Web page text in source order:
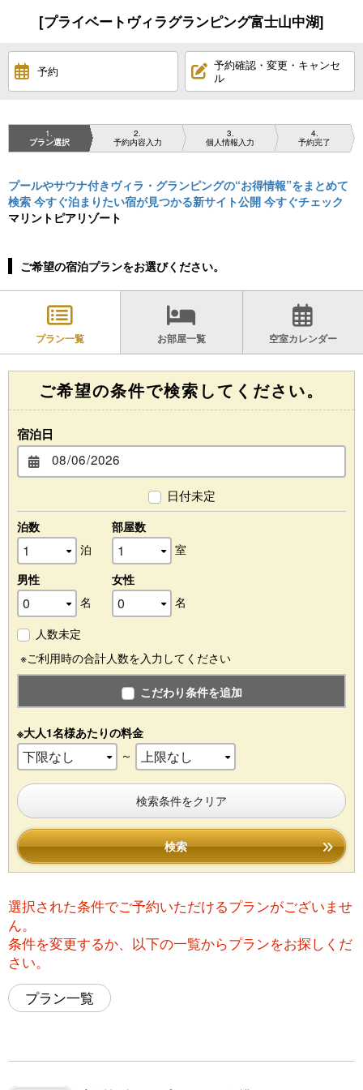
[プライベートヴィラグランピング富士山中湖]
予約
予約確認・変更・キャンセ
ル
1
プラン選択
2
予約内容入力
3
個人情報入力
4
予約完了
プールやサウナ付きヴィラ・グランピングの“お得情報”をまとめて
検索 今すぐ泊まりたい宿が見つかる新サイト公開 今すぐチェック
マリントピアリゾート
ご希望の宿泊プランをお選びください。
プラン一覧 お部屋一覧 空室カレンダー
ご希望の条件で検索してください。
宿泊日
日付未定
泊数
泊
部屋数
室
男性
名
女性
名
人数未定
※ご利用時の合計人数を入力してください
こだわり条件を追加
※大人1名様あたりの料金
～
検索条件をクリア
検索
選択された条件でご予約いただけるプランがございませ
ん。
条件を変更するか、以下の一覧からプランをお探しくだ
さい。
プラン一覧